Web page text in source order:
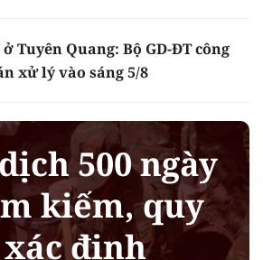
Tuyên Quang: Bộ GD-ĐT công
xử lý vào sáng 5/8
500 ngày
kiếm, quy
định